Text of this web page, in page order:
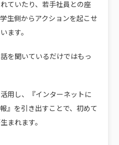
ていたり、若手社員との座
生側からアクションを起こせ
ます。
を聞いているだけではもっ
用し、『インターネットに
』を引き出すことで、初めて
まれます。